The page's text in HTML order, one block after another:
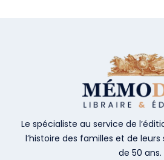
Le spécialiste au service de
l’histoire des familles et de
de 50 ans.